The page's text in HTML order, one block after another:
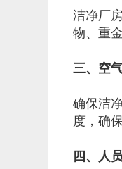
洁净厂
物、重
三、空
确保洁
度，确
四、人